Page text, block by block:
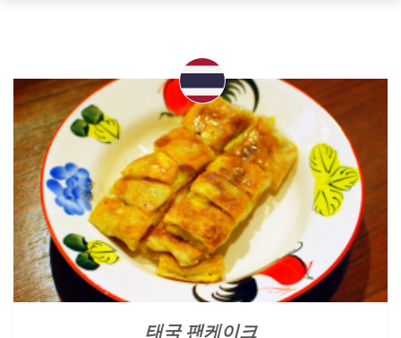
태국 팬케이크